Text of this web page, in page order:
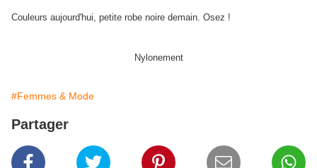
Couleurs aujourd'hui, petite robe noire demain. Osez !
Nylonement
#Femmes & Mode
Partager